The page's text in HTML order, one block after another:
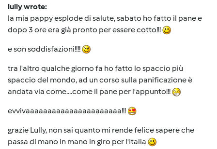
lully wrote:
la mia pappy esplode di salute, sabato ho fatto il pane e
dopo 3 ore era già pronto per essere cotto!!!
e son soddisfazioni!!!!
tra l'altro qualche giorno fa ho fatto lo spaccio più
spaccio del mondo, ad un corso sulla panificazione è
andata via come....come il pane per l'appunto!!!
evvivaaaaaaaaaaaaaaaaaaaaaa!!!
grazie Lully, non sai quanto mi rende felice sapere che
passa di mano in mano in giro per l'Italia